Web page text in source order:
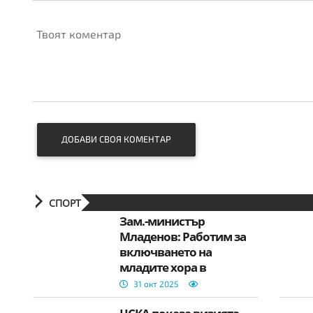
Твоят коментар
ДОБАВИ СВОЯ КОМЕНТАР
СПОРТ
Зам.-министър
Младенов: Работим за
включването на
младите хора в
обществения и
политически живот
31 окт 2025